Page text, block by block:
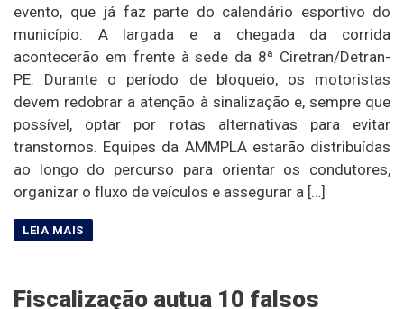
evento, que já faz parte do calendário esportivo do
município. A largada e a chegada da corrida
acontecerão em frente à sede da 8ª Ciretran/Detran-
PE. Durante o período de bloqueio, os motoristas
devem redobrar a atenção à sinalização e, sempre que
possível, optar por rotas alternativas para evitar
transtornos. Equipes da AMMPLA estarão distribuídas
ao longo do percurso para orientar os condutores,
organizar o fluxo de veículos e assegurar a […]
Fiscalização autua 10 falsos